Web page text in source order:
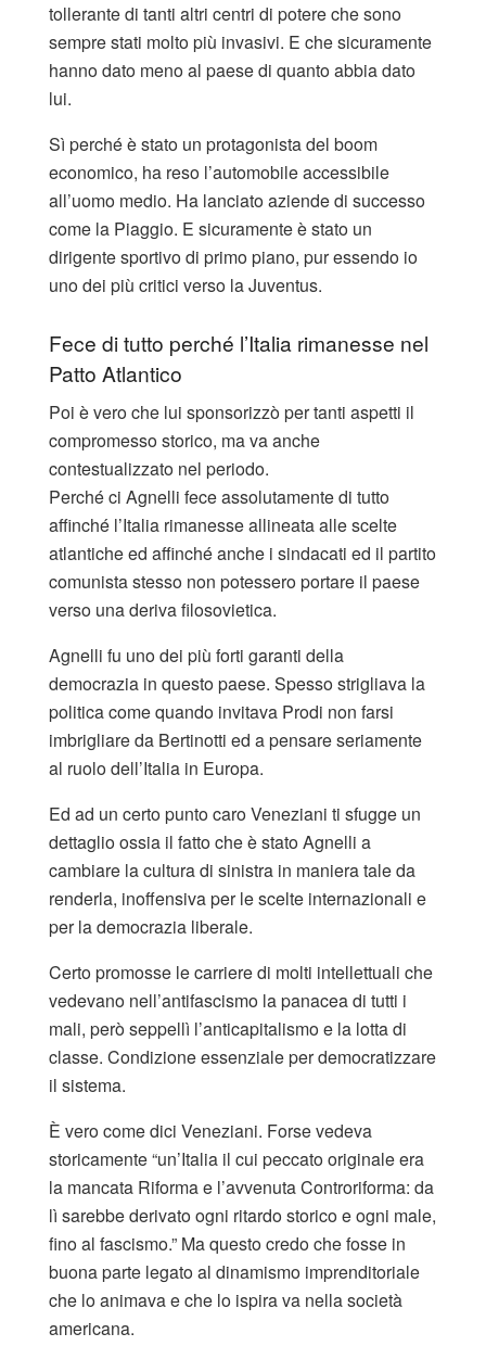
tollerante di tanti altri centri di potere che sono
sempre stati molto più invasivi. E che sicuramente
hanno dato meno al paese di quanto abbia dato
lui.
Sì perché è stato un protagonista del boom
economico, ha reso l’automobile accessibile
all’uomo medio. Ha lanciato aziende di successo
come la Piaggio. E sicuramente è stato un
dirigente sportivo di primo piano, pur essendo io
uno dei più critici verso la Juventus.
Fece di tutto perché l’Italia rimanesse nel
Patto Atlantico
Poi è vero che lui sponsorizzò per tanti aspetti il
compromesso storico, ma va anche
contestualizzato nel periodo.
Perché ci Agnelli fece assolutamente di tutto
affinché l’Italia rimanesse allineata alle scelte
atlantiche ed affinché anche i sindacati ed il partito
comunista stesso non potessero portare il paese
verso una deriva filosovietica.
Agnelli fu uno dei più forti garanti della
democrazia in questo paese. Spesso strigliava la
politica come quando invitava Prodi non farsi
imbrigliare da Bertinotti ed a pensare seriamente
al ruolo dell’Italia in Europa.
Ed ad un certo punto caro Veneziani ti sfugge un
dettaglio ossia il fatto che è stato Agnelli a
cambiare la cultura di sinistra in maniera tale da
renderla, inoffensiva per le scelte internazionali e
per la democrazia liberale.
Certo promosse le carriere di molti intellettuali che
vedevano nell’antifascismo la panacea di tutti i
mali, però seppellì l’anticapitalismo e la lotta di
classe. Condizione essenziale per democratizzare
il sistema.
È vero come dici Veneziani. Forse vedeva
storicamente “un’Italia il cui peccato originale era
la mancata Riforma e l’avvenuta Controriforma: da
lì sarebbe derivato ogni ritardo storico e ogni male,
fino al fascismo.” Ma questo credo che fosse in
buona parte legato al dinamismo imprenditoriale
che lo animava e che lo ispira va nella società
americana.